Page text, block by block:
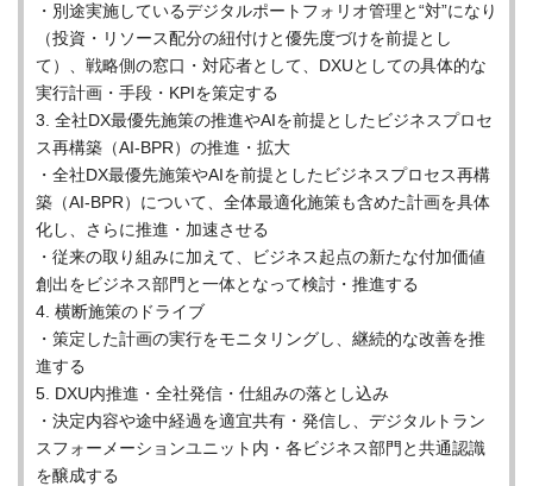
・別途実施しているデジタルポートフォリオ管理と“対”になり
（投資・リソース配分の紐付けと優先度づけを前提とし
て）、戦略側の窓口・対応者として、DXUとしての具体的な
実行計画・手段・KPIを策定する
3. 全社DX最優先施策の推進やAIを前提としたビジネスプロセ
ス再構築（AI-BPR）の推進・拡大
・全社DX最優先施策やAIを前提としたビジネスプロセス再構
築（AI-BPR）について、全体最適化施策も含めた計画を具体
化し、さらに推進・加速させる
・従来の取り組みに加えて、ビジネス起点の新たな付加価値
創出をビジネス部門と一体となって検討・推進する
4. 横断施策のドライブ
・策定した計画の実行をモニタリングし、継続的な改善を推
進する
5. DXU内推進・全社発信・仕組みの落とし込み
・決定内容や途中経過を適宜共有・発信し、デジタルトラン
スフォーメーションユニット内・各ビジネス部門と共通認識
を醸成する